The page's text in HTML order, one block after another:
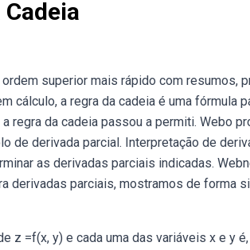
superior mais rápido com resumos,
a regra da cadeia é uma fórmula
regra da cadeia passou a permiti. Webo
de derivada parcial. Interpretação de
as derivadas parciais indicadas.
derivadas parciais, mostramos de forma
z =f(x, y) e cada uma das variáveis x e y